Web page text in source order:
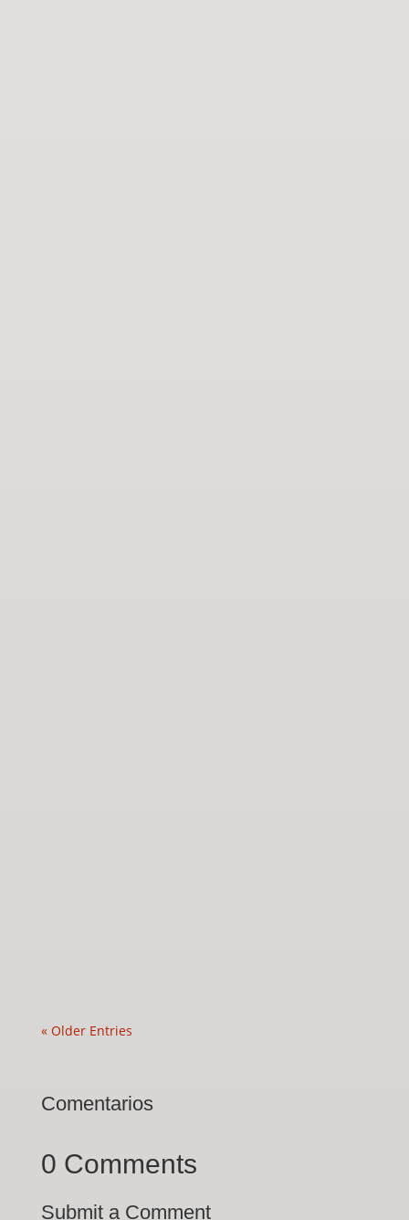
« Older Entries
Comentarios
0 Comments
Submit a Comment